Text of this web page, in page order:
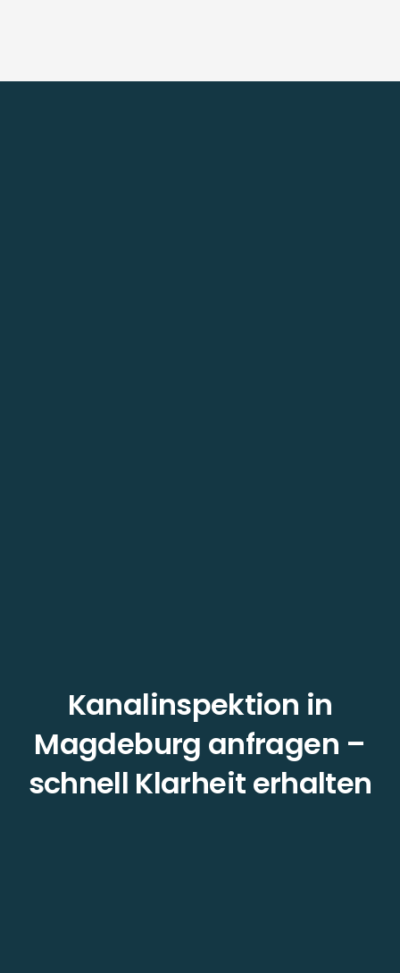
Kanalinspektion in
Magdeburg anfragen –
schnell Klarheit erhalten